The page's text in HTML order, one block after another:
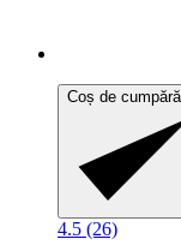
Coș de
4.5 (26)